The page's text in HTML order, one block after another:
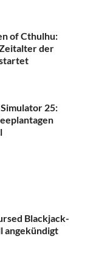
of Cthulhu:
der
25:
Blackjack-
angekündigt